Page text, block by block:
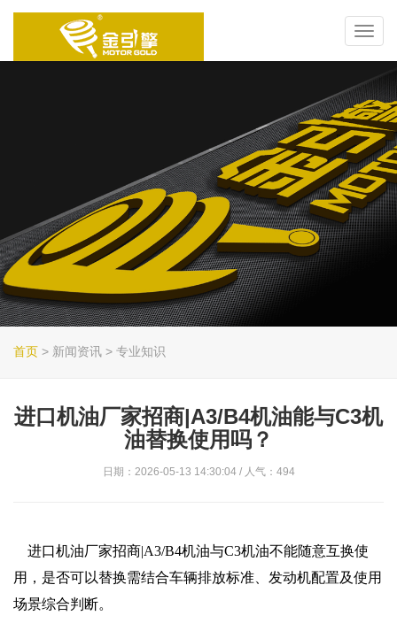
首页 > 新闻资讯 > 专业知识
进口机油厂家招商|A3/B4机油能与C3机
油替换使用吗？
日期：2026-05-13 14:30:04 / 人气：494
进口机油厂家招商|A3/B4机油与C3机油‌不能随意互换使
用‌，是否可以替换需结合车辆排放标准、发动机配置及使用
场景综合判断。